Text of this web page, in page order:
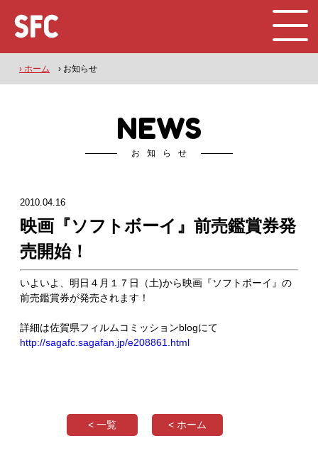
› ホーム › お知らせ
NEWS
お知らせ
2010.04.16
映画『ソフトボーイ』前売鑑賞券発
売開始！
いよいよ、明日４月１７日（土)から映画『ソフトボーイ』の
前売鑑賞券が発売されます！
詳細は佐賀県フィルムコミッションblogにて
http://sagafc.sagafan.jp/e208861.html
< 一覧 < ホーム